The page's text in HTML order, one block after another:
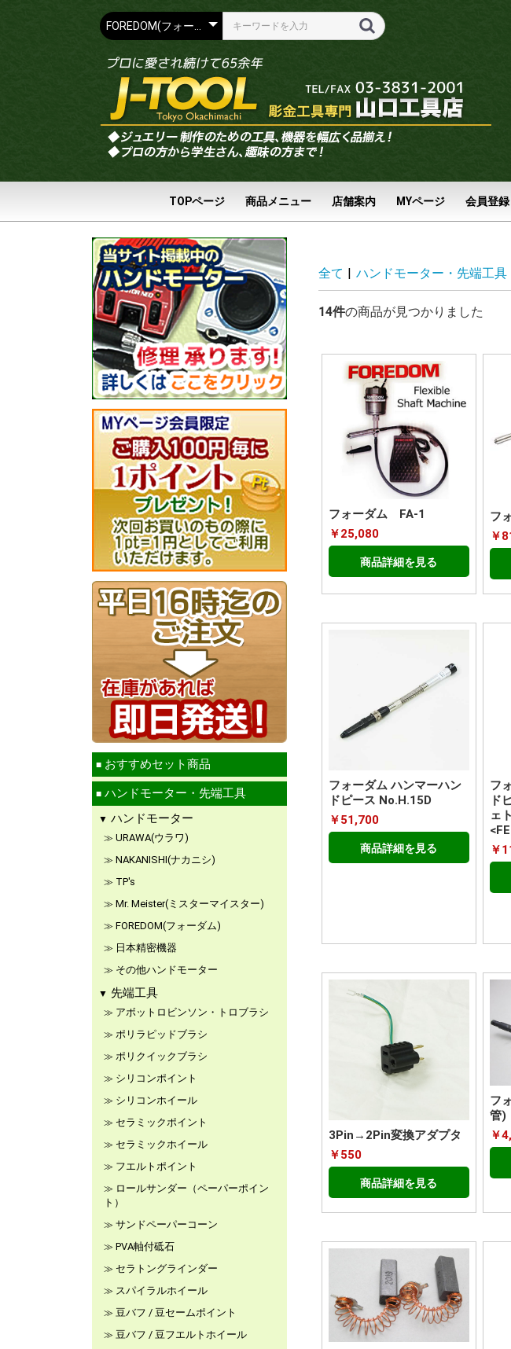
TOPページ 商品メニュー 店舗案内 MYページ 会員登録
おすすめセット商品
ハンドモーター・先端工具
ハンドモーター
URAWA(ウラワ)
NAKANISHI(ナカニシ)
TP's
Mr. Meister(ミスターマイスター)
FOREDOM(フォーダム)
日本精密機器
その他ハンドモーター
先端工具
アボットロビンソン・トロブラシ
ポリラピッドブラシ
ポリクイックブラシ
シリコンポイント
シリコンホイール
セラミックポイント
セラミックホイール
フエルトポイント
ロールサンダー（ペーパーポイン
ト）
サンドペーパーコーン
PVA軸付砥石
セラトングラインダー
スパイラルホイール
豆バフ / 豆セームポイント
豆バフ / 豆フエルトホイール
全て | ハンドモーター・先端工具
14件の商品が見つかりました
フォーダム FA-1
￥25,080
商品詳細を見る
フ
￥
フォーダム ハンマーハン
ドピース No.H.15D
￥51,700
商品詳細を見る
フ
ド
ェ
￥
3Pin→2Pin変換アダプタ
￥550
商品詳細を見る
フ
管)
￥